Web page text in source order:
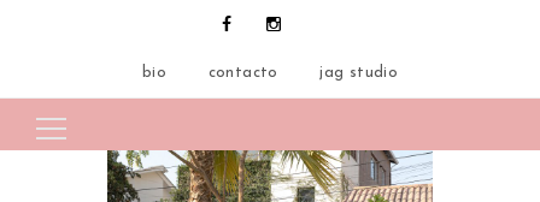
bio contacto jag studio
Search for: